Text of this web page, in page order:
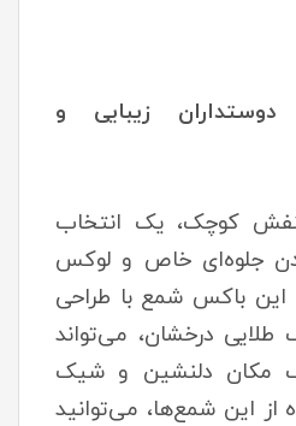
زیبایی و
کوچک، یک انتخاب
جلوه‌ای خاص و لوکس
باکس شمع با طراحی
درخشان، می‌تواند
مکان دلنشین و شیک
از این شمع‌ها، می‌توانید